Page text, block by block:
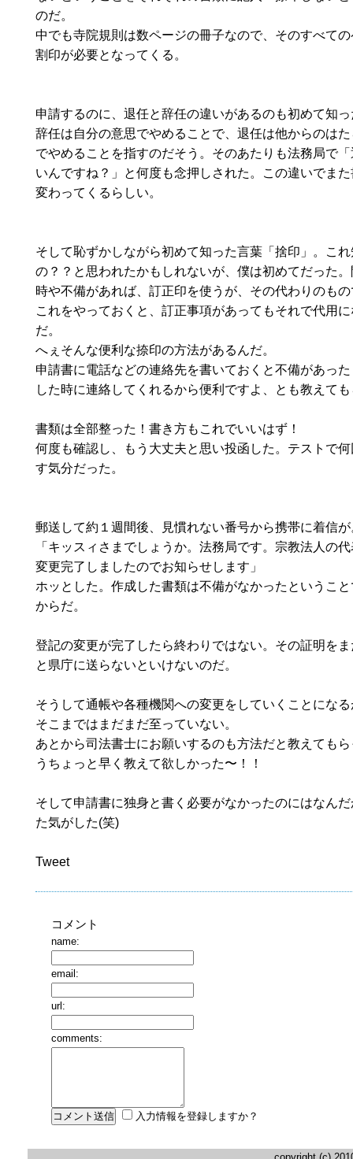
のだ。
中でも寺院規則は数ページの冊子なので、そのすべて
割印が必要となってくる。
申請するのに、退任と辞任の違いがあるのも初めて知
辞任は自分の意思でやめることで、退任は他からのは
でやめることを指すのだそう。そのあたりも法務局で
いんですね？」と何度も念押しされた。この違いでま
変わってくるらしい。
そして恥ずかしながら初めて知った言葉「捨印」。こ
の？？と思われたかもしれないが、僕は初めてだった
時や不備があれば、訂正印を使うが、その代わりのも
これをやっておくと、訂正事項があってもそれで代用
だ。
へぇそんな便利な捺印の方法があるんだ。
申請書に電話などの連絡先を書いておくと不備があっ
した時に連絡してくれるから便利ですよ、とも教えて
書類は全部整った！書き方もこれでいいはず！
何度も確認し、もう大丈夫と思い投函した。テストで
す気分だった。
郵送して約１週間後、見慣れない番号から携帯に着信が
「キッスィさまでしょうか。法務局です。宗教法人の
変更完了しましたのでお知らせします」
ホッとした。作成した書類は不備がなかったというこ
からだ。
登記の変更が完了したら終わりではない。その証明を
と県庁に送らないといけないのだ。
そうして通帳や各種機関への変更をしていくことにな
そこまではまだまだ至っていない。
あとから司法書士にお願いするのも方法だと教えても
うちょっと早く教えて欲しかった〜！！
そして申請書に独身と書く必要がなかったのにはなん
た気がした(笑)
Tweet
コメント
name:
email:
url:
comments:
入力情報を登録しますか？